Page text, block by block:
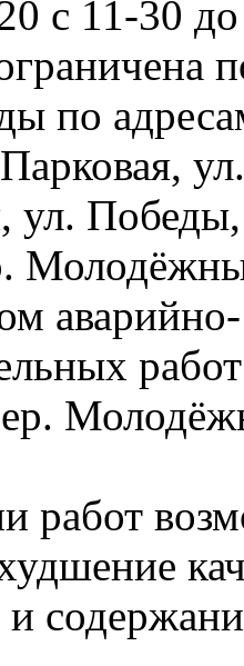
с 11-30
по
ул.
аварийно-
работ